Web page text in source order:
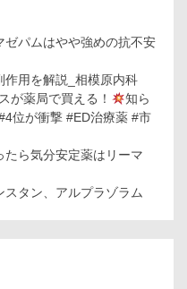
ゼパムはやや強めの抗不安
作用を解説_相模原内科
が薬局で買える！
知ら
位が衝撃 #ED治療薬 #市
たら気分安定薬はリーマ
スタン、アルプラゾラム